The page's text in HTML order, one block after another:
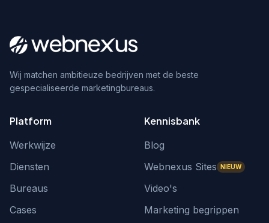
Wij matchen ambitieuze bedrijven met de beste
gespecialiseerde marketingbureaus.
Platform
Werkwijze
Diensten
Bureaus
Cases
Kennisbank
Blog
Webnexus Sites NIEUW
Video's
Marketing begrippen